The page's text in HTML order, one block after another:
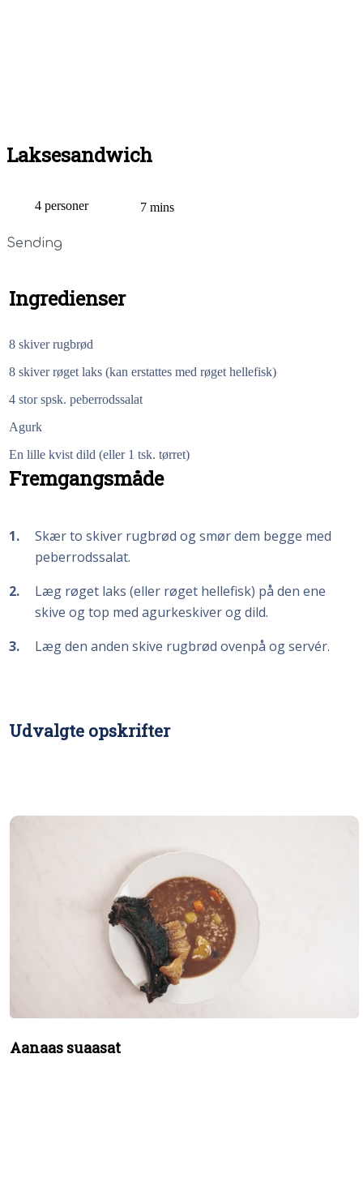
Laksesandwich
4 personer 7 mins
Sending
Ingredienser
8 skiver rugbrød
8 skiver røget laks (kan erstattes med røget hellefisk)
4 stor spsk. peberrodssalat
Agurk
En lille kvist dild (eller 1 tsk. tørret)
Fremgangsmåde
1
Skær to skiver rugbrød og smør dem begge med
peberrodssalat.
2
Læg røget laks (eller røget hellefisk) på den ene
skive og top med agurkeskiver og dild.
3
Læg den anden skive rugbrød ovenpå og servér.
Udvalgte opskrifter
Aanaas suaasat